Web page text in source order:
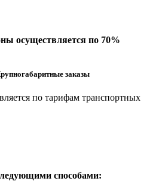
осуществляется по 70%
заказы
по тарифам транспортных
способами: